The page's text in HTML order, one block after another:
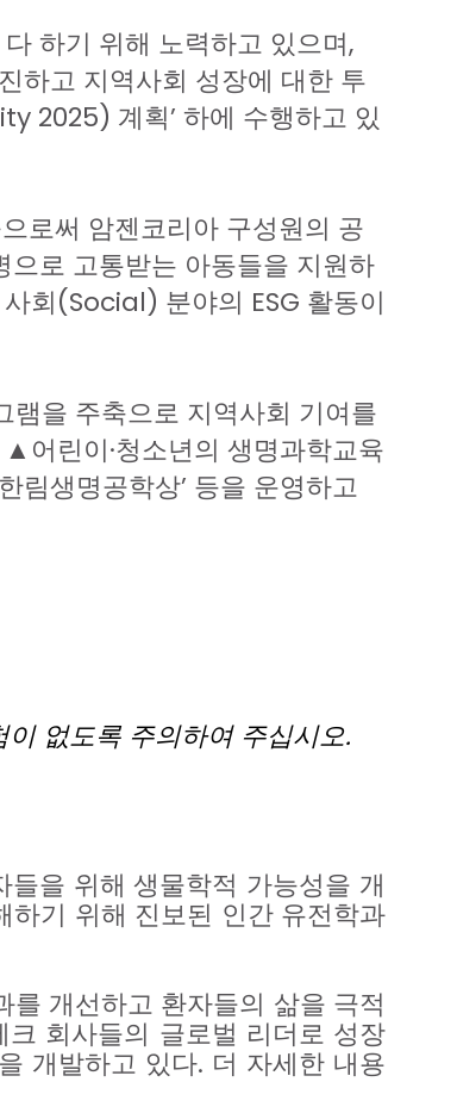
다하기 위해 노력하고 있으며,
하고 지역사회 성장에 대한 투
2025) 계획’ 하에 수행하고 있
로써 암젠코리아 구성원의 공
으로 고통받는 아동들을 지원하
사회(Social) 분야의 ESG 활동이
램을 주축으로 지역사회 기여를
▲ 어린이∙청소년의 생명과학교육
림생명공학상’ 등을 운영하고
이 없도록 주의하여 주십시오.
들을 위해 생물학적 가능성을 개
하기 위해 진보된 인간 유전학과
를 개선하고 환자들의 삶을 극적
크 회사들의 글로벌 리더로 성장
개발하고 있다. 더 자세한 내용